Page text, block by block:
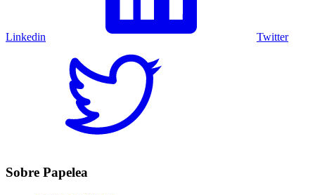
Linkedin Twitter
Sobre Papelea